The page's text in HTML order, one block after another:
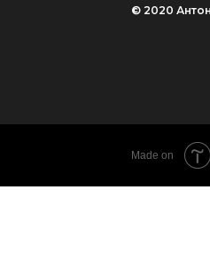
© 2020
Made on